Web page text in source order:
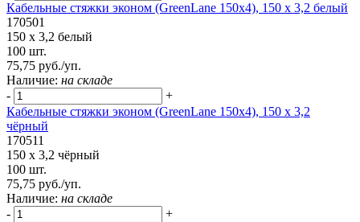
Кабельные стяжки эконом (GreenLane 150х4), 150 х 3,2 белый
170501
150 х 3,2 белый
100 шт.
75,75 руб./уп.
Наличие: на складе
-
+
Кабельные стяжки эконом (GreenLane 150х4), 150 х 3,2
чёрный
170511
150 х 3,2 чёрный
100 шт.
75,75 руб./уп.
Наличие: на складе
-
+